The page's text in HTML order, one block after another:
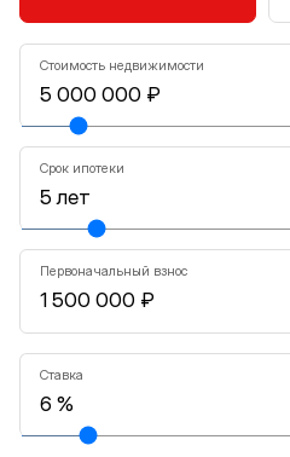
Стоимость недвижимости
Срок ипотеки
Первоначальный взнос
Ставка